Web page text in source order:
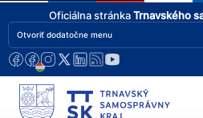
Oficiálna stránkaTrnavského
Otvoriť dodatočne menu